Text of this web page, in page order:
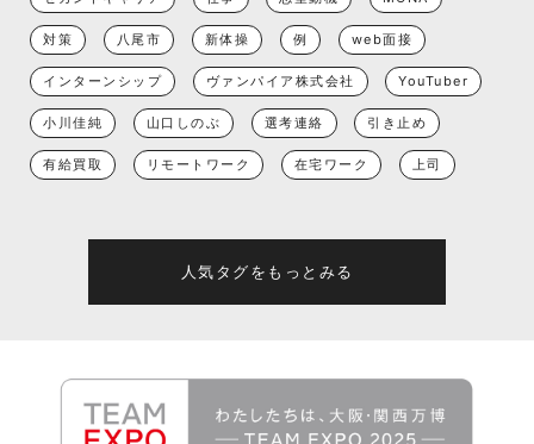
対策 八尾市 新体操 例 web面接
インターンシップ ヴァンパイア株式会社 YouTuber
小川佳純 山口しのぶ 選考連絡 引き止め
有給買取 リモートワーク 在宅ワーク 上司
人気タグをもっとみる